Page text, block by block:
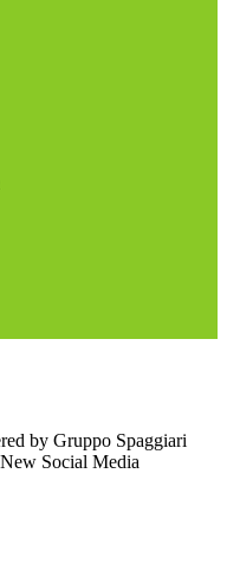
by Gruppo Spaggiari
Social Media